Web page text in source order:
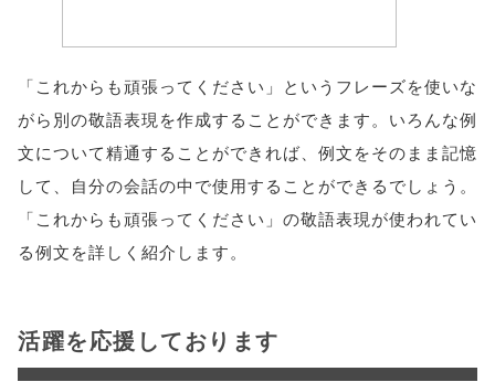
「これからも頑張ってください」というフレーズを使いな
がら別の敬語表現を作成することができます。いろんな例
文について精通することができれば、例文をそのまま記憶
して、自分の会話の中で使用することができるでしょう。
「これからも頑張ってください」の敬語表現が使われてい
る例文を詳しく紹介します。
活躍を応援しております